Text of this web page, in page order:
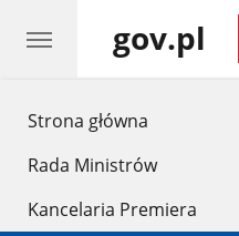
Strona główna
Rada Ministrów
Kancelaria Premiera
gov.pl